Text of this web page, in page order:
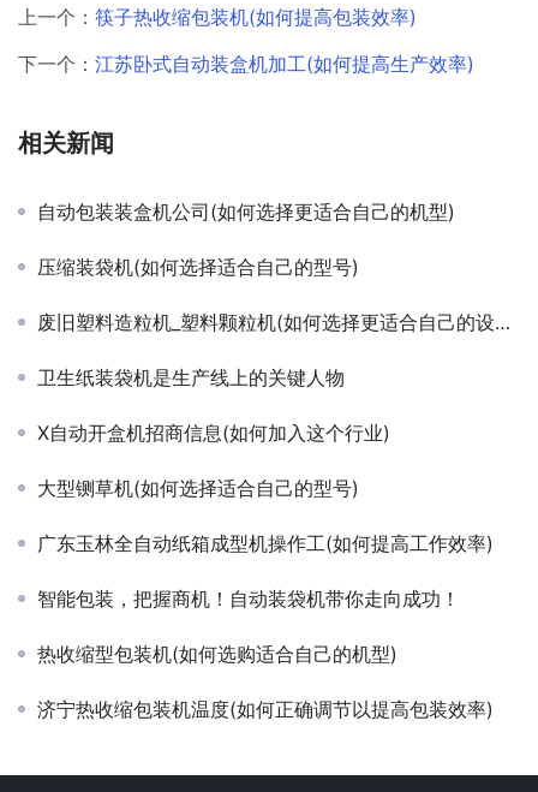
上一个： 筷子热收缩包装机(如何提高包装效率)
下一个： 江苏卧式自动装盒机加工(如何提高生产效率)
相关新闻
自动包装装盒机公司(如何选择更适合自己的机型)
压缩装袋机(如何选择适合自己的型号)
废旧塑料造粒机_塑料颗粒机(如何选择更适合自己的设备)
卫生纸装袋机是生产线上的关键人物
X自动开盒机招商信息(如何加入这个行业)
大型铡草机(如何选择适合自己的型号)
广东玉林全自动纸箱成型机操作工(如何提高工作效率)
智能包装，把握商机！自动装袋机带你走向成功！
热收缩型包装机(如何选购适合自己的机型)
济宁热收缩包装机温度(如何正确调节以提高包装效率)